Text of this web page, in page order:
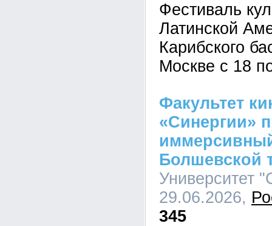
Фестиваль
Латинской
Карибского
Москве с 18
Факультет
«Синергии»
Болшевской
Университет
29.06.2026,
345